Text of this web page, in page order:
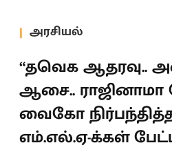
அரசியல்
“தவெக ஆதரவு..
ஆசை..
வைகோ
எம்.எல்.ஏ-க்கள்